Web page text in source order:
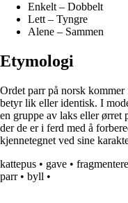
Enkelt – Dobbelt
Lett – Tyngre
Alene – Sammen
Etymologi
Ordet parr på norsk
betyr lik eller identisk. I
en gruppe av laks eller ørret
der de er i ferd med å
kjennetegnet ved sine
kattepus • gave • fragmentere
parr• byll •